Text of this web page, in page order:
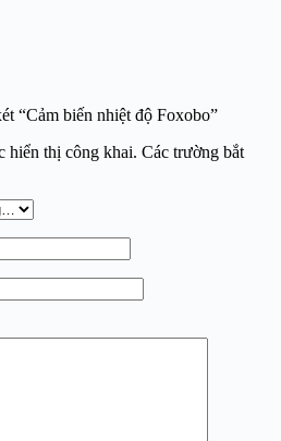
“Cảm biến nhiệt độ Foxobo”
hiển thị công khai. Các trường bắt